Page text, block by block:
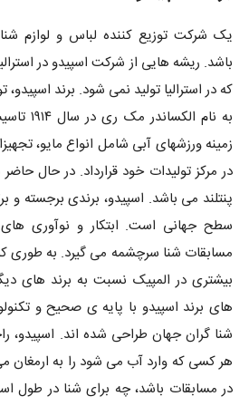
یک شرکت توزیع کننده لباس و لوازم
باشد. ریشه هایی از شرکت اسپیدو در
که در استرالیا تولید نمی شود. برند
به نام
زمینه ورزشهای آبی شامل انواع مایو،
در مرکز تولیدات خود قرارداد. در حال
پنتلند می باشد. اسپیدو، برندی برجسته و
سطح جهانی است. ابتکار و نوآوری های
مسابقات شنا سرچشمه می گیرد. به طوری
بیشتری در المپیک نسبت به برند های
های برند اسپیدو با پایه ی صحیح و
شنا گران جهان طراحی شده اند. اسپیدو،
هر کسی که وارد آب می شود را به ارمغان
در مسابقات باشد، چه برای شنا در طول